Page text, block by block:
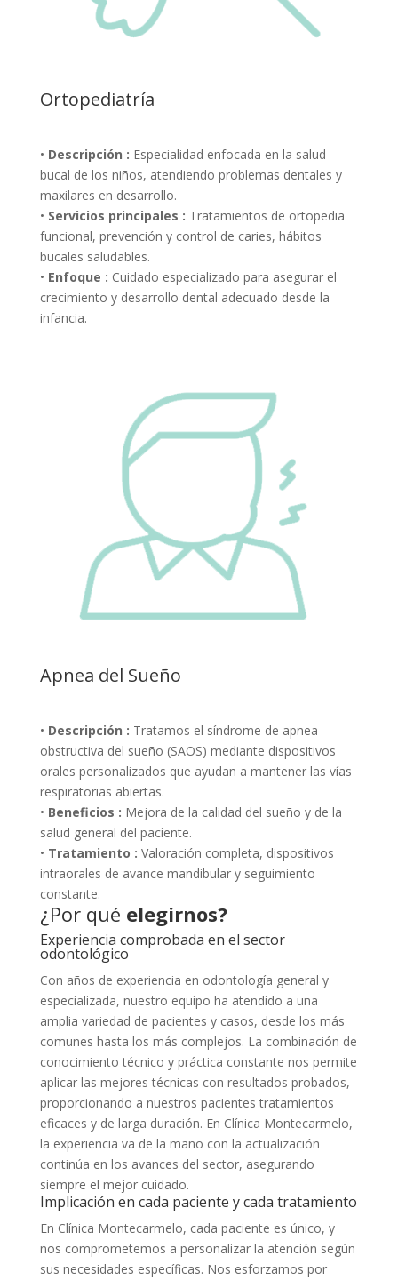
Ortopediatría
• Descripción : Especialidad enfocada en la salud
bucal de los niños, atendiendo problemas dentales y
maxilares en desarrollo.
• Servicios principales : Tratamientos de ortopedia
funcional, prevención y control de caries, hábitos
bucales saludables.
• Enfoque : Cuidado especializado para asegurar el
crecimiento y desarrollo dental adecuado desde la
infancia.
Apnea del Sueño
• Descripción : Tratamos el síndrome de apnea
obstructiva del sueño (SAOS) mediante dispositivos
orales personalizados que ayudan a mantener las vías
respiratorias abiertas.
• Beneficios : Mejora de la calidad del sueño y de la
salud general del paciente.
• Tratamiento : Valoración completa, dispositivos
intraorales de avance mandibular y seguimiento
constante.
¿Por qué elegirnos?
Experiencia comprobada en el sector
odontológico
Con años de experiencia en odontología general y
especializada, nuestro equipo ha atendido a una
amplia variedad de pacientes y casos, desde los más
comunes hasta los más complejos. La combinación de
conocimiento técnico y práctica constante nos permite
aplicar las mejores técnicas con resultados probados,
proporcionando a nuestros pacientes tratamientos
eficaces y de larga duración. En Clínica Montecarmelo,
la experiencia va de la mano con la actualización
continúa en los avances del sector, asegurando
siempre el mejor cuidado.
Implicación en cada paciente y cada tratamiento
En Clínica Montecarmelo, cada paciente es único, y
nos comprometemos a personalizar la atención según
sus necesidades específicas. Nos esforzamos por